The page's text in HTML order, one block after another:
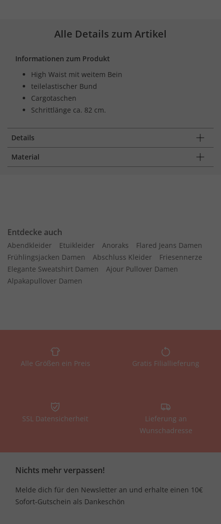
Alle Details zum Artikel
Informationen zum Produkt
High Waist mit weitem Bein
teilelastischer Bund
Cargotaschen
Schrittlänge ca. 82 cm.
Details
Material
Entdecke auch
Abendkleider Etuikleider Anoraks
Flared Jeans Damen
Frühlingsjacken Damen
Abschluss Kleider
Friesennerze
Elegante Sweatshirt Damen
Ajour Pullover Damen
Alpakapullover Damen
Alle Größen ein Preis Gratis Filiallieferung
SSL Datensicherheit
Lieferung an
Wunschadresse
Nichts mehr verpassen!
Melde dich für den Newsletter an und erhalte einen 10€
Sofort-Gutschein als Dankeschön